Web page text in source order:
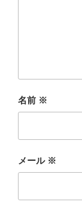
名前 ※
メール ※